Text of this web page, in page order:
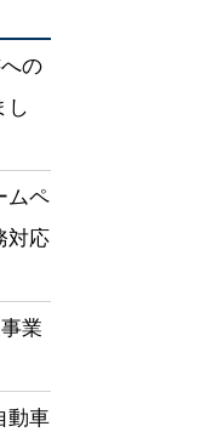
の
し
ムペ
対応
業
動車